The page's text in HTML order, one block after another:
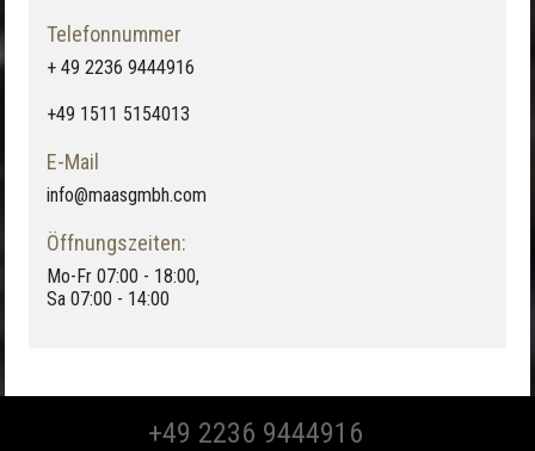
Telefonnummer
+ 49 2236 9444916
+49 1511 5154013
E-Mail
info@maasgmbh.com
Öffnungszeiten:
Mo-Fr 07:00 - 18:00,
Sa 07:00 - 14:00
+49 2236 9444916